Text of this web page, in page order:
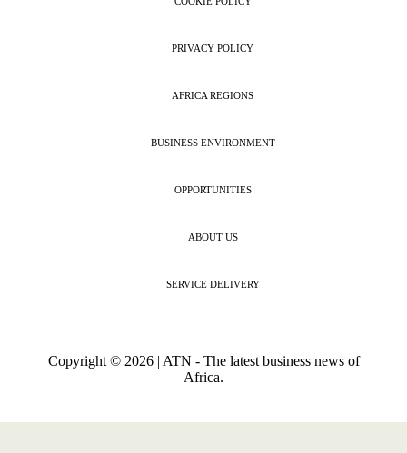
COOKIE POLICY
PRIVACY POLICY
AFRICA REGIONS
BUSINESS ENVIRONMENT
OPPORTUNITIES
ABOUT US
Africa.